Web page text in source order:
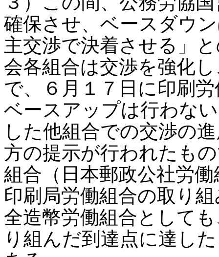
確保させ、ベースダウ
主交渉で決着させる」
会各組合は交渉を強化
で、６月１７日に印刷
ベースアップは行わな
した他組合での交渉の
方の提示が行われたも
組合（日本郵政公社労
印刷局労働組合の取り
全造幣労働組合として
り組んだ到達点に達し